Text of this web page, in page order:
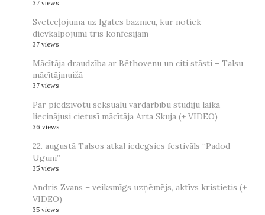
37 views
Svētceļojumā uz Igates baznīcu, kur notiek
dievkalpojumi trīs konfesijām
37 views
Mācītāja draudzība ar Bēthovenu un citi stāsti – Talsu
mācītājmuižā
37 views
Par piedzīvotu seksuālu vardarbību studiju laikā
liecinājusi cietusī mācītāja Arta Skuja (+ VIDEO)
36 views
22. augustā Talsos atkal iedegsies festivāls “Padod
Uguni”
35 views
Andris Zvans – veiksmīgs uzņēmējs, aktīvs kristietis (+
VIDEO)
35 views